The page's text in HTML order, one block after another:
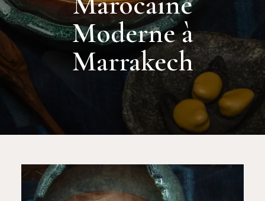
Moderne à
Marrakech